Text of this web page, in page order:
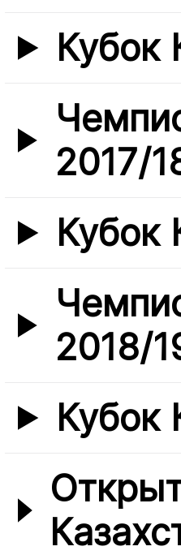
Кубок
2017/
Кубок
2018/
Кубок